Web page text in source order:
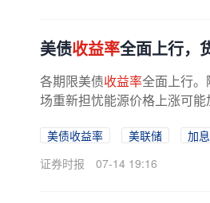
美债收益率全面上行，
各期限美债收益率全面上行
场重新担忧能源价格上涨可
美债收益率 美联储
加息
证券时报
07-14 19:16